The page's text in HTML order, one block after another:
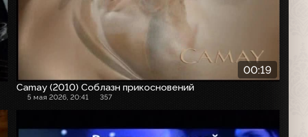
00:19
Camay (2010) Соблазн прикосновений
5 мая 2026, 20:41 357